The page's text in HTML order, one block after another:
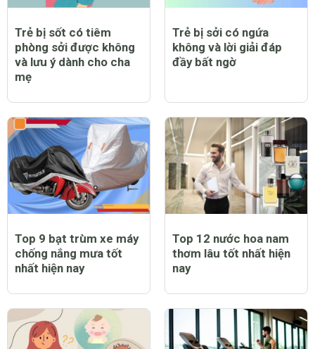
Trẻ bị sốt có tiêm
phòng sởi được không
và lưu ý dành cho cha
mẹ
Trẻ bị sởi có ngứa
không và lời giải đáp
đầy bất ngờ
Top 9 bạt trùm xe máy
chống nắng mưa tốt
nhất hiện nay
Top 12 nước hoa nam
thơm lâu tốt nhất hiện
nay